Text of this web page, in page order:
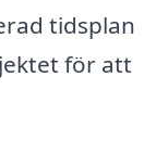
tidsplan
för att